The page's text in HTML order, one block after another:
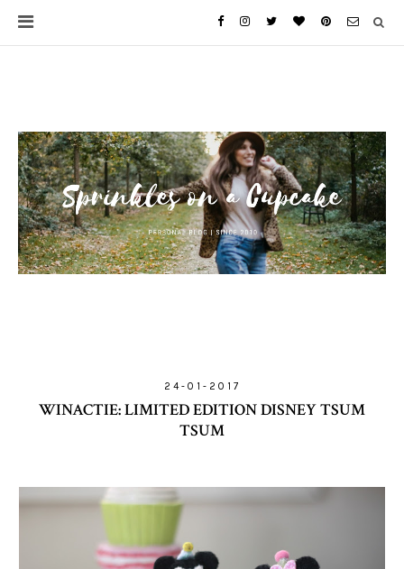
24-01-2017
WINACTIE: LIMITED EDITION DISNEY TSUM
TSUM